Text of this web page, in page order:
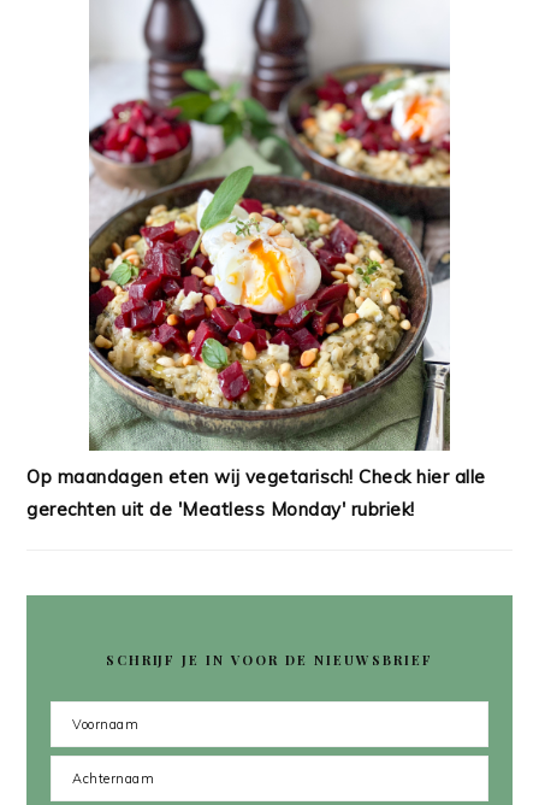
Op maandagen eten wij vegetarisch! Check hier alle
gerechten uit de 'Meatless Monday' rubriek!
SCHRIJF JE IN VOOR DE NIEUWSBRIEF